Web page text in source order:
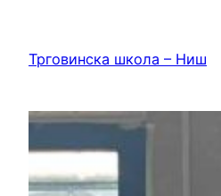
садржај
Трговинска школа – Ниш